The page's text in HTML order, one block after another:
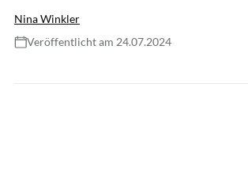
Nina Winkler
Veröffentlicht am 24.07.2024